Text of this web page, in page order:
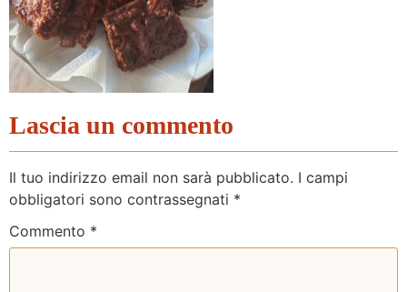
Lascia un commento
Il tuo indirizzo email non sarà pubblicato. I campi
obbligatori sono contrassegnati *
Commento *